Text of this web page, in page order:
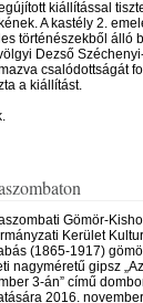
kiállítással
A kastély 2.
történészekből álló
Dezső
csalódottságát
a kiállítást.
Gömör-
Kerület
(1865-1917)
nagyméretű gipsz
3-án” című
2016.